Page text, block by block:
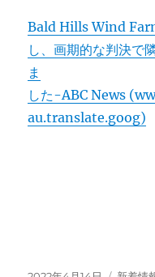
Bald Hills Wind
し、画期的な判決で
ま
した-ABC News
au.translate.goog)